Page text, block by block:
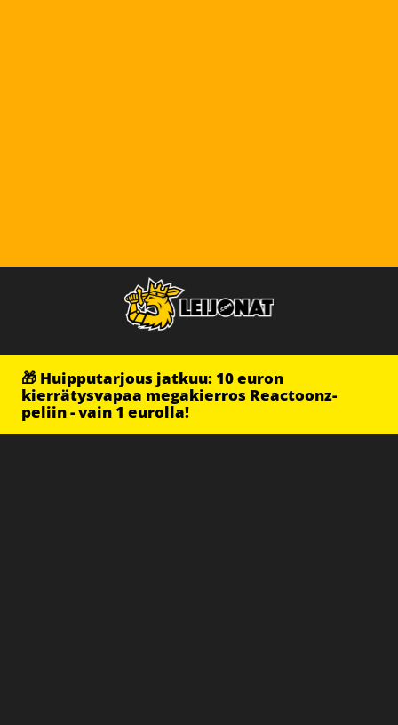
🎁 Huipputarjous jatkuu: 10 euron
kierrätysvapaa megakierros Reactoonz-
peliin - vain 1 eurolla!